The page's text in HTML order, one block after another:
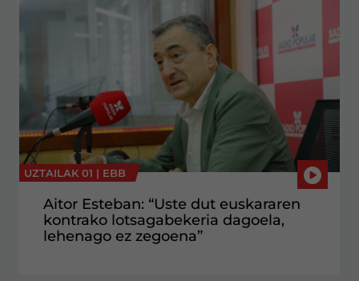
UZTAILAK 01 | EBB
Aitor Esteban: “Uste dut euskararen
kontrako lotsagabekeria dagoela,
lehenago ez zegoena”